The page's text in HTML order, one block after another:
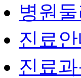
병원
진료안
진료